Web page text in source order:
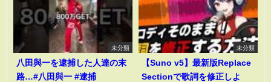
未分類
八田與一を逮捕した人達の末
路…#八田與一 #逮捕
未分類
【Suno v5】最新版Replace
Sectionで歌詞を修正しよ